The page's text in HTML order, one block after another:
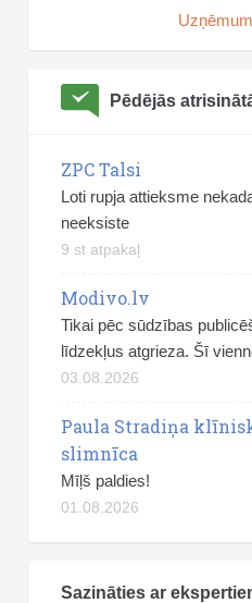
Pēdējās
ZPC Talsi
Loti rupja attieksme
neeksiste
9 st atpakaļ
Modivo.lv
Tikai pēc sūdzības
līdzekļus atgrieza. Šī
03.08.2026
Paula Stradiņa
slimnīca
Mīļš paldies!
01.08.2026
Sazināties ar